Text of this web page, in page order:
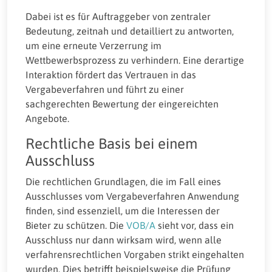
Dabei ist es für Auftraggeber von zentraler
Bedeutung, zeitnah und detailliert zu antworten,
um eine erneute Verzerrung im
Wettbewerbsprozess zu verhindern. Eine derartige
Interaktion fördert das Vertrauen in das
Vergabeverfahren und führt zu einer
sachgerechten Bewertung der eingereichten
Angebote.
Rechtliche Basis bei einem
Ausschluss
Die rechtlichen Grundlagen, die im Fall eines
Ausschlusses vom Vergabeverfahren Anwendung
finden, sind essenziell, um die Interessen der
Bieter zu schützen. Die VOB/A sieht vor, dass ein
Ausschluss nur dann wirksam wird, wenn alle
verfahrensrechtlichen Vorgaben strikt eingehalten
wurden. Dies betrifft beispielsweise die Prüfung